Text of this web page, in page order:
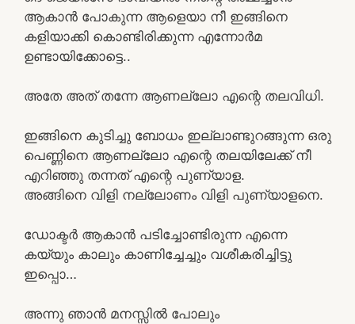
ആകാൻ പോകുന്ന ആളെയാ നീ ഇങ്ങിനെ
കളിയാക്കി കൊണ്ടിരിക്കുന്ന എന്നോർമ
ഉണ്ടായിക്കോട്ടെ..
അതേ അത് തന്നേ ആണല്ലോ എന്റെ തലവിധി.
ഇങ്ങിനെ കുടിച്ചു ബോധം ഇല്ലാണ്ടുറങ്ങുന്ന ഒരു
പെണ്ണിനെ ആണല്ലോ എന്റെ തലയിലേക്ക് നീ
എറിഞ്ഞു തന്നത് എന്റെ പുണ്യാള.
അങ്ങിനെ വിളി നല്ലോണം വിളി പുണ്യാളനെ.
ഡോക്ടർ ആകാൻ പടിച്ചോണ്ടിരുന്ന എന്നെ
കയ്യും കാലും കാണിച്ചേച്ചും വശീകരിച്ചിട്ടു
ഇപ്പൊ…
അന്നു ഞാൻ മനസ്സിൽ പോലും